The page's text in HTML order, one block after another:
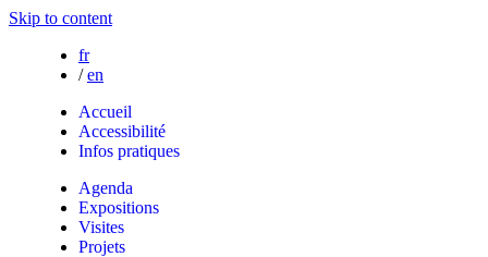
Skip to content
fr
/ en
Accueil
Accessibilité
Infos pratiques
Agenda
Expositions
Visites
Projets